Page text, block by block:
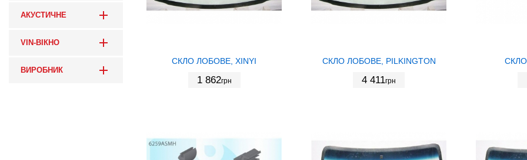
АКУСТИЧНЕ
VIN-ВІКНО
ВИРОБНИК
СКЛО ЛОБОВЕ, XINYI
1 862грн
СКЛО ЛОБОВЕ, PILKINGTON
4 411грн
СКЛО